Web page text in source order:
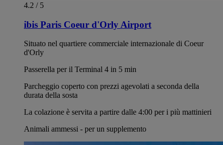
4.2 / 5
ibis Paris Coeur d'Orly Airport
Situato nel quartiere commerciale internazionale di Coeur
d'Orly
Passerella per il Terminal 4 in 5 min
Parcheggio coperto con prezzi agevolati a seconda della
durata della sosta
La colazione è servita a partire dalle 4:00 per i più mattinieri
Animali ammessi - per un supplemento